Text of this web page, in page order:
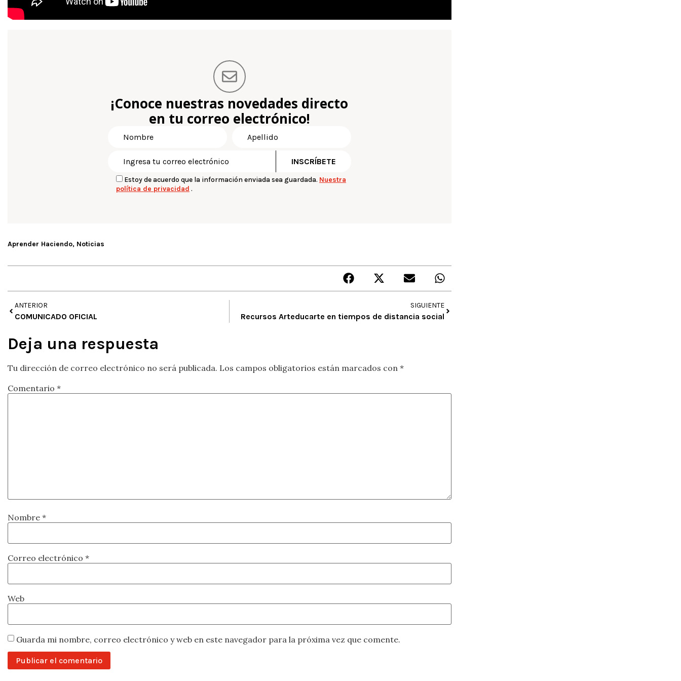
¡Conoce nuestras novedades directo
en tu correo electrónico!
Estoy de acuerdo que la información enviada sea guardada. Nuestra
política de privacidad .
Aprender Haciendo, Noticias
ANTERIOR
COMUNICADO OFICIAL
SIGUIENTE
Recursos Arteducarte en tiempos de distancia social
Deja una respuesta
Tu dirección de correo electrónico no será publicada. Los campos obligatorios están marcados con *
Comentario *
Nombre *
Correo electrónico *
Web
Guarda mi nombre, correo electrónico y web en este navegador para la próxima vez que comente.